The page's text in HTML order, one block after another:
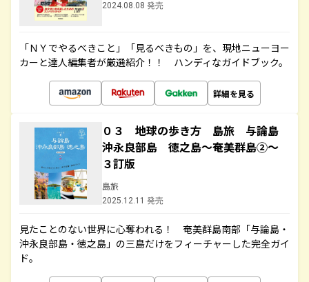
2024.08.08 発売
「ＮＹでやるべきこと」「見るべきもの」を、現地ニューヨー
カーと達人編集者が厳選紹介！！ ハンディなガイドブック。
詳細を見る
０３ 地球の歩き方 島旅 与論島
沖永良部島 徳之島～奄美群島②～
３訂版
島旅
2025.12.11 発売
見たことのない世界に心奪われる！ 奄美群島南部「与論島・
沖永良部島・徳之島」の三島だけをフィーチャーした完全ガイ
ド。